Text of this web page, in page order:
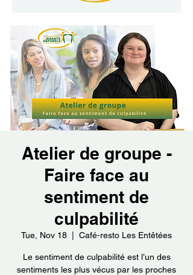
Atelier de groupe -
Faire face au
sentiment de
culpabilité
Tue, Nov 18 Café-resto Les Entêtées
Le sentiment de culpabilité est l’un des
sentiments les plus vécus par les proches